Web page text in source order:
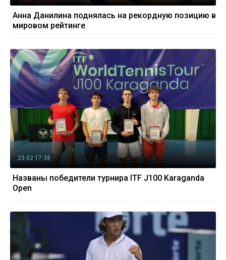
Анна Данилина поднялась на рекордную позицию в
мировом рейтинге
23.02 17:38
Названы победители турнира ITF J100 Karaganda
Open